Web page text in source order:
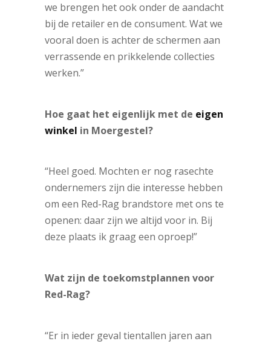
we brengen het ook onder de aandacht
bij de retailer en de consument. Wat we
vooral doen is achter de schermen aan
verrassende en prikkelende collecties
werken.”
Hoe gaat het eigenlijk met de eigen
winkel in Moergestel?
“Heel goed. Mochten er nog rasechte
ondernemers zijn die interesse hebben
om een Red-Rag brandstore met ons te
openen: daar zijn we altijd voor in. Bij
deze plaats ik graag een oproep!”
Wat zijn de toekomstplannen voor
Red-Rag?
“Er in ieder geval tientallen jaren aan